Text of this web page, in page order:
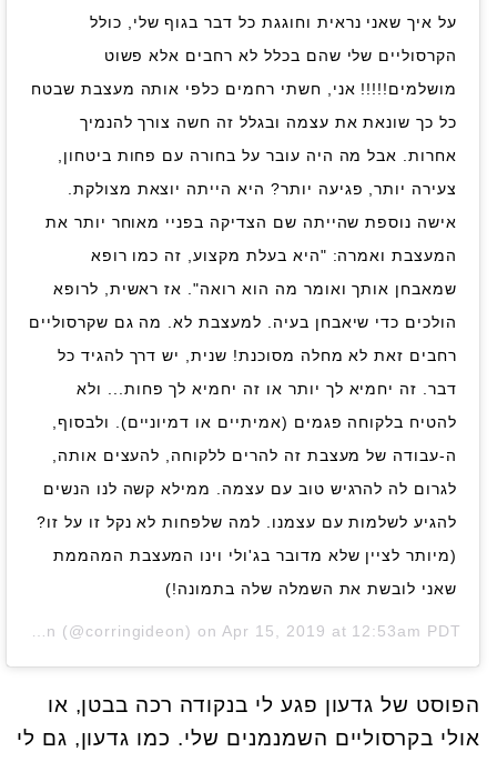
על איך שאני נראית וחוגגת כל דבר בגוף שלי, כולל
הקרסוליים שלי שהם בכלל לא רחבים אלא פשוט
מושלמים!!!!! אני, חשתי רחמים כלפי אותה מעצבת שבטח
כל כך שונאת את עצמה ובגלל זה חשה צורך להנמיך
אחרות. אבל מה היה עובר על בחורה עם פחות ביטחון,
צעירה יותר, פגיעה יותר? היא הייתה יוצאת מצולקת.
אישה נוספת שהייתה שם הצדיקה בפניי מאוחר יותר את
המעצבת ואמרה: "היא בעלת מקצוע, זה כמו רופא
שמאבחן אותך ואומר מה הוא רואה". אז ראשית, לרופא
הולכים כדי שיאבחן בעיה. למעצבת לא. מה גם שקרסוליים
רחבים זאת לא מחלה מסוכנת! שנית, יש דרך להגיד כל
דבר. זה יחמיא לך יותר או זה יחמיא לך פחות... ולא
להטיח בלקוחה פגמים (אמיתיים או דמיוניים). ולבסוף,
ה-עבודה של מעצבת זה להרים ללקוחה, להעצים אותה,
לגרום לה להרגיש טוב עם עצמה. ממילא קשה לנו הנשים
להגיע לשלמות עם עצמנו. למה שלפחות לא נקל זו על זו?
(מיותר לציין שלא מדובר בג'ולי וינו המעצבת המהממת
שאני לובשת את השמלה שלה בתמונה!)
Corrina Gideon (@corringideon) onApr 15, 2019 at 12:53am PDT
הפוסט של גדעון פגע לי בנקודה רכה בבטן, או
אולי בקרסוליים השמנמנים שלי. כמו גדעון, גם לי